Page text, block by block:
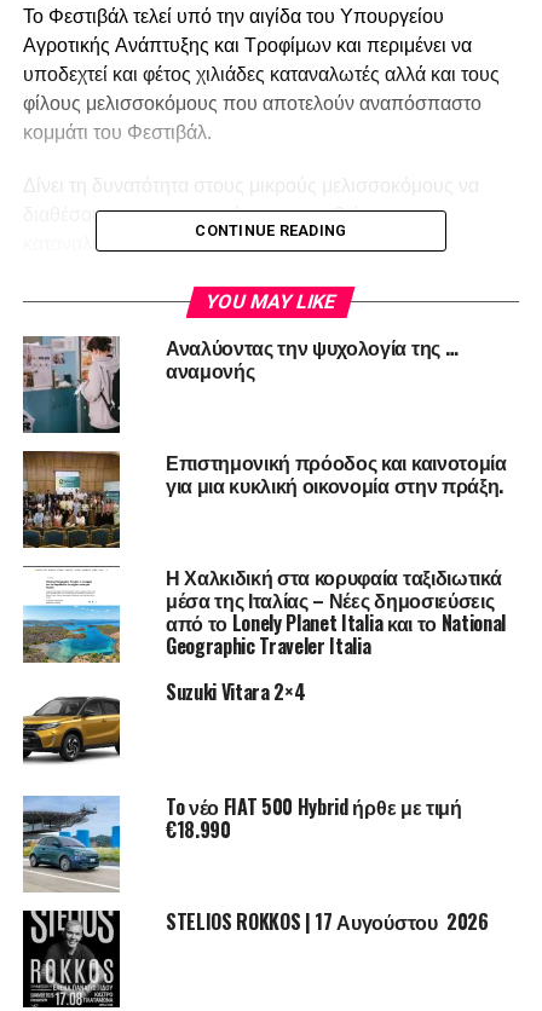
Το Φεστιβάλ τελεί υπό την αιγίδα του Υπουργείου
Αγροτικής Ανάπτυξης και Τροφίμων και περιμένει να
υποδεχτεί και φέτος χιλιάδες καταναλωτές αλλά και τους
φίλους μελισσοκόμους που αποτελούν αναπόσπαστο
κομμάτι του Φεστιβάλ.
Δίνει τη δυνατότητα στους μικρούς μελισσοκόμους να
διαθέσουν την παραγωγή τους απευθείας στον
καταναλωτή.
ΤοΦεστιβάλ Ελληνικού Μελιού και Προϊόντων
αποτελεί τη μεγαλύτερη εκδήλωση του κλάδου
που γίνεται στην Νοτιοανατολική Ευρώπη.
Αποτελεί τον τόπο συνάντησης των ανθρώπων της
μελισσοκομίας και έναν άριστο τρόπο για την προβολή
του Ελληνικού Μελιού, τόσο στους χώρους εστίασης και
εμπορίας όσο και στο καταναλωτικό κοινό, που
κατακλύζουν κάθε χρόνο τους χώρους του.
Επιπλέον, αποτελεί τον τόπο για τη σύναψη εμπορικών
και επιχειρηματικών συμφωνιών μεταξύ των παραγωγών
και των επιχειρήσεων παραγωγής και διακίνησης
μελισσοκομικών προϊόντων.
Στόχος του Φεστιβάλ είναι η προβολή και προώθηση του
επώνυμου ελληνικού μελιού στο καταναλωτικό κοινό και
Στο πλαίσιο του 16ου Φεστιβάλ πραγματοποιείται η
«Έκθεση Μελισσοκομικών Προϊόντων και
Εξοπλισμού»
Επίσης κατά τη διάρκεια της εκδήλωσης θα
πραγματοποιηθεί το
& Προϊόντων Μέλισσας»
CONTINUE READING
YOU MAY LIKE
Αναλύοντας την ψυχολογία της …
αναμονής
Επιστημονική πρόοδος και καινοτομία
για μια κυκλική οικονομία στην πράξη.
Η Χαλκιδική στα κορυφαία ταξιδιωτικά
μέσα της Ιταλίας – Νέες δημοσιεύσεις
από το Lonely Planet Italia και το National
Geographic Traveler Italia
Suzuki Vitara 2×4
To νέο FIAT 500 Hybrid ήρθε με τιμή
€18.990
STELIOS ROKKOS | 17 Αυγούστου 2026